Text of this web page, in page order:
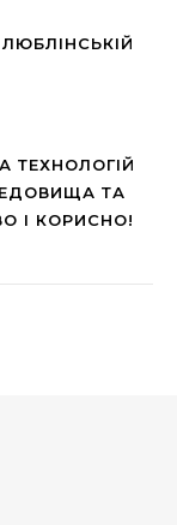
ТЕХНОЛОГІЙ
ТА
І КОРИСНО!